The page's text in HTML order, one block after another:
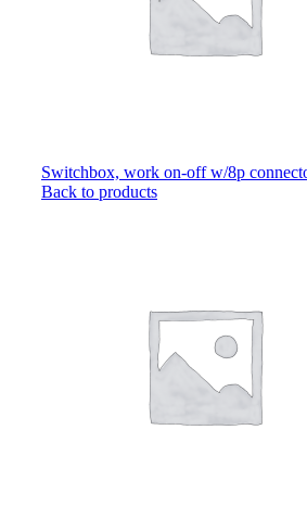
Switchbox, work on-off w/8p
Back to products